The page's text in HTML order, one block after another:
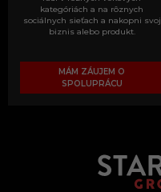
kategóriách a na rôznych
sociálnych sieťach a nakopni svoj
biznis alebo produkt.
MÁM ZÁUJEM O
SPOLUPRÁCU